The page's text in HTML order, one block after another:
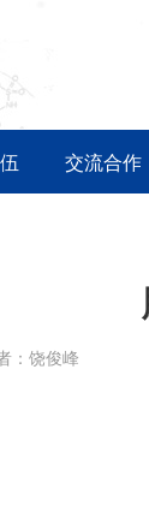
交流合作
：饶俊峰